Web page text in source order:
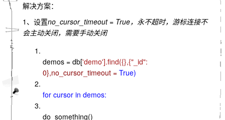
解决方案：
1、设置no_cursor_timeout = True，永不超时，游标连接不
会主动关闭，需要手动关闭
demos = db['demo'].find({},{"_id":
0},no_cursor_timeout = True)
for cursor in demos:
do_something()